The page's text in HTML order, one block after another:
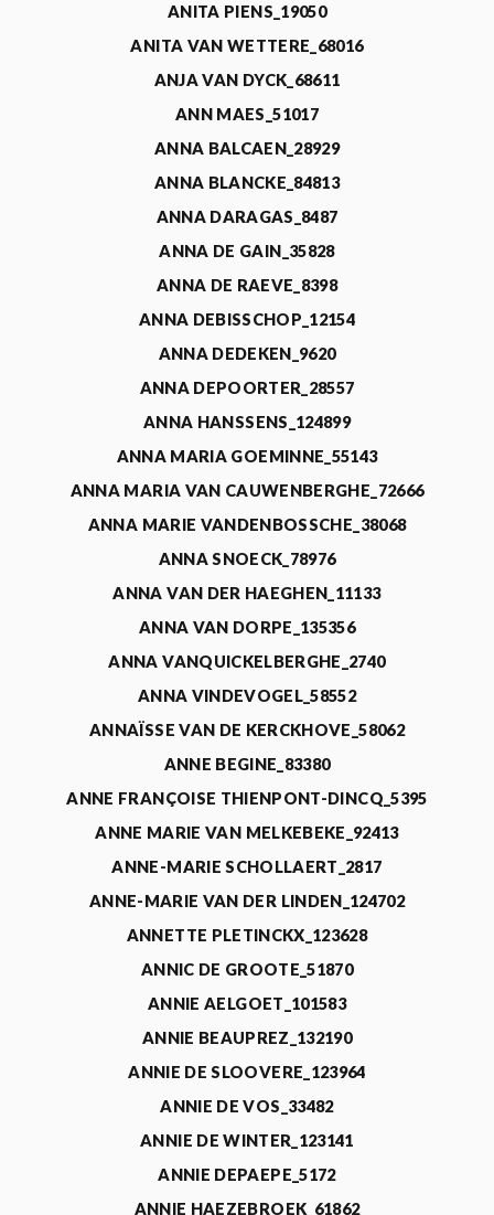
ANITA PIENS_19050
ANITA VAN WETTERE_68016
ANJA VAN DYCK_68611
ANN MAES_51017
ANNA BALCAEN_28929
ANNA BLANCKE_84813
ANNA DARAGAS_8487
ANNA DE GAIN_35828
ANNA DE RAEVE_8398
ANNA DEBISSCHOP_12154
ANNA DEDEKEN_9620
ANNA DEPOORTER_28557
ANNA HANSSENS_124899
ANNA MARIA GOEMINNE_55143
ANNA MARIA VAN CAUWENBERGHE_72666
ANNA MARIE VANDENBOSSCHE_38068
ANNA SNOECK_78976
ANNA VAN DER HAEGHEN_11133
ANNA VAN DORPE_135356
ANNA VANQUICKELBERGHE_2740
ANNA VINDEVOGEL_58552
ANNAÏSSE VAN DE KERCKHOVE_58062
ANNE BEGINE_83380
ANNE FRANÇOISE THIENPONT-DINCQ_5395
ANNE MARIE VAN MELKEBEKE_92413
ANNE-MARIE SCHOLLAERT_2817
ANNE-MARIE VAN DER LINDEN_124702
ANNETTE PLETINCKX_123628
ANNIC DE GROOTE_51870
ANNIE AELGOET_101583
ANNIE BEAUPREZ_132190
ANNIE DE SLOOVERE_123964
ANNIE DE VOS_33482
ANNIE DE WINTER_123141
ANNIE DEPAEPE_5172
ANNIE HAEZEBROEK_61862